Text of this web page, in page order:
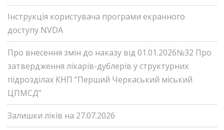
Інструкція користувача програми екранного
доступу NVDA
Про внесення змін до наказу від 01.01.2026№32 Про
затвердження лікарів-дублерів у структурних
підрозділах КНП “Перший Черкаський міський
ЦПМСД”
Залишки ліків на 27.07.2026